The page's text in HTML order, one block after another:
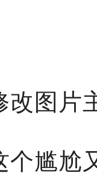
改图片
个尴尬